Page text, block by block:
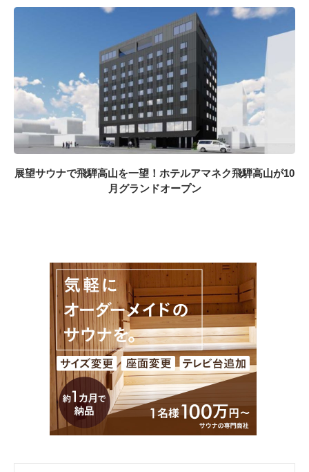
展望サウナで飛騨高山を一望！ホテルアマネク飛騨高山が10
月グランドオープン